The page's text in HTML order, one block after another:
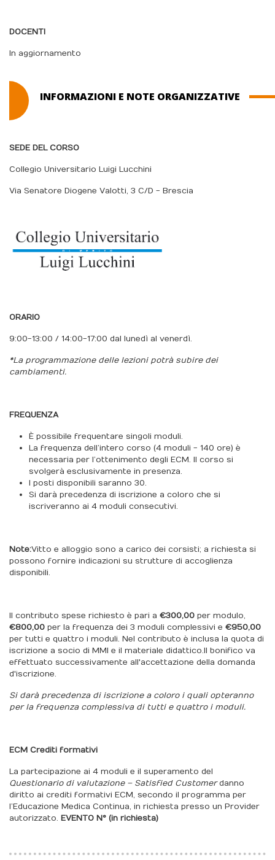
DOCENTI
In aggiornamento
INFORMAZIONI E NOTE ORGANIZZATIVE
SEDE DEL CORSO
Collegio Universitario Luigi Lucchini
Via Senatore Diogene Valotti, 3 C/D - Brescia
ORARIO
9:00-13:00 / 14:00-17:00 dal lunedì al venerdì.
*La programmazione delle lezioni potrà subire dei
cambiamenti.
FREQUENZA
È possibile frequentare singoli moduli.
La frequenza dell’intero corso (4 moduli - 140 ore) è
necessaria per l’ottenimento degli ECM. Il corso si
svolgerà esclusivamente in presenza.
I posti disponibili saranno 30.
Si darà precedenza di iscrizione a coloro che si
iscriveranno ai 4 moduli consecutivi.
Note:Vitto e alloggio sono a carico dei corsisti; a richiesta si
possono fornire indicazioni su strutture di accoglienza
disponibili.
Il contributo spese richiesto è pari a €300,00 per modulo,
€800,00 per la frequenza dei 3 moduli complessivi e €950,00
per tutti e quattro i moduli. Nel contributo è inclusa la quota di
iscrizione a socio di MMI e il materiale didattico.Il bonifico va
effettuato successivamente all'accettazione della domanda
d'iscrizione.
Si darà precedenza di iscrizione a coloro i quali opteranno
per la frequenza complessiva di tutti e quattro i moduli.
ECM Crediti formativi
La partecipazione ai 4 moduli e il superamento del
Questionario di valutazione – Satisfied Customerdanno
diritto ai crediti formativi ECM, secondo il programma per
l’Educazione Medica Continua, in richiesta presso un Provider
autorizzato. EVENTO N° (in richiesta)